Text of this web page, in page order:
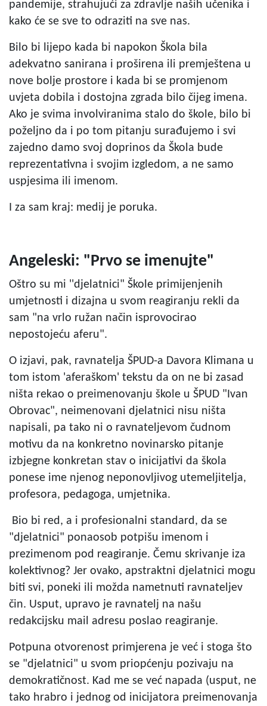
pandemije, strahujući za zdravlje naših učenika i
kako će se sve to odraziti na sve nas.
Bilo bi lijepo kada bi napokon Škola bila
adekvatno sanirana i proširena ili premještena u
nove bolje prostore i kada bi se promjenom
uvjeta dobila i dostojna zgrada bilo čijeg imena.
Ako je svima involviranima stalo do škole, bilo bi
poželjno da i po tom pitanju surađujemo i svi
zajedno damo svoj doprinos da Škola bude
reprezentativna i svojim izgledom, a ne samo
uspjesima ili imenom.
I za sam kraj: medij je poruka.
Angeleski: "Prvo se imenujte"
Oštro su mi ''djelatnici" Škole primijenjenih
umjetnosti i dizajna u svom reagiranju rekli da
sam "na vrlo ružan način isprovocirao
nepostojeću aferu".
O izjavi, pak, ravnatelja ŠPUD-a Davora Klimana u
tom istom 'aferaškom' tekstu da on ne bi zasad
ništa rekao o preimenovanju škole u ŠPUD "Ivan
Obrovac", neimenovani djelatnici nisu ništa
napisali, pa tako ni o ravnateljevom čudnom
motivu da na konkretno novinarsko pitanje
izbjegne konkretan stav o inicijativi da škola
ponese ime njenog neponovljivog utemeljitelja,
profesora, pedagoga, umjetnika.
Bio bi red, a i profesionalni standard, da se
"djelatnici" ponaosob potpišu imenom i
prezimenom pod reagiranje. Čemu skrivanje iza
kolektivnog? Jer ovako, apstraktni djelatnici mogu
biti svi, poneki ili možda nametnuti ravnateljev
čin. Usput, upravo je ravnatelj na našu
redakcijsku mail adresu poslao reagiranje.
Potpuna otvorenost primjerena je već i stoga što
se "djelatnici" u svom priopćenju pozivaju na
demokratičnost. Kad me se već napada (usput, ne
tako hrabro i jednog od inicijatora preimenovanja